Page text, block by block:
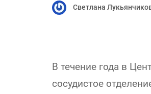
Светлана
В течение года в
сосудистое